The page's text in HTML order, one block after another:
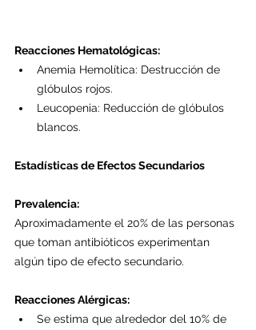
Reacciones Hematológicas:
Anemia Hemolítica: Destrucción de
glóbulos rojos.
Leucopenia: Reducción de glóbulos
blancos.
Estadísticas de Efectos Secundarios
Prevalencia:
Aproximadamente el 20% de las personas
que toman antibióticos experimentan
algún tipo de efecto secundario.
Reacciones Alérgicas:
Se estima que alrededor del 10% de